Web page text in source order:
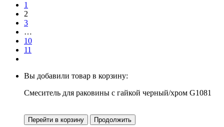
1
2
3
…
10
11
Вы добавили товар в корзину:
Смеситель для раковины с гайкой черный/хром G1081
Перейти в корзину Продолжить